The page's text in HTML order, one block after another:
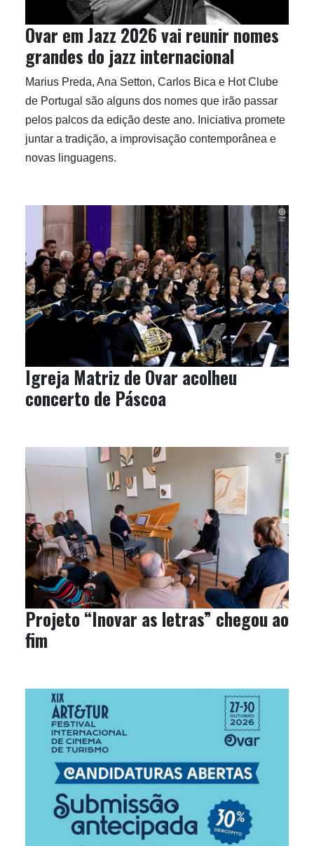
Ovar em Jazz 2026 vai reunir nomes
grandes do jazz internacional
Marius Preda, Ana Setton, Carlos Bica e Hot Clube
de Portugal são alguns dos nomes que irão passar
pelos palcos da edição deste ano. Iniciativa promete
juntar a tradição, a improvisação contemporânea e
novas linguagens.
Igreja Matriz de Ovar acolheu
concerto de Páscoa
Projeto “Inovar as letras” chegou ao
fim